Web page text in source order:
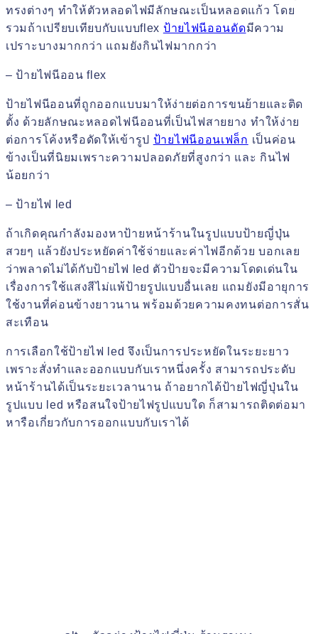
ทรงต่างๆ ทำให้ตัวหลอดไฟมีลักษณะเป็นหลอดแก้ว โดย
รวมถ้าเปรียบเทียบกับแบบflex ป้ายไฟนีออนดัดมีความ
เปราะบางมากกว่า แถมยังกินไฟมากกว่า
– ป้ายไฟนีออน flex
ป้ายไฟนีออนที่ถูกออกแบบมาให้ง่ายต่อการขนย้ายและติด
ตั้ง ด้วยลักษณะหลอดไฟนีออนที่เป็นไฟสายยาง ทำให้ง่าย
ต่อการโค้งหรือดัดให้เข้ารูป ป้ายไฟนีออนเฟล็ก เป็นค่อน
ข้างเป็นที่นิยมเพราะความปลอดภัยที่สูงกว่า และ กินไฟ
น้อยกว่า
– ป้ายไฟ led
ถ้าเกิดคุณกำลังมองหาป้ายหน้าร้านในรูปแบบป้ายญี่ปุ่น
สวยๆ แล้วยังประหยัดค่าใช้จ่ายและค่าไฟอีกด้วย บอกเลย
ว่าพลาดไม่ได้กับป้ายไฟ led ตัวป้ายจะมีความโดดเด่นใน
เรื่องการใช้แสงสีไม่แพ้ป้ายรูปแบบอื่นเลย แถมยังมีอายุการ
ใช้งานที่ค่อนข้างยาวนาน พร้อมด้วยความคงทนต่อการสั่น
สะเทือน
การเลือกใช้ป้ายไฟ led จึงเป็นการประหยัดในระยะยาว
เพราะสั่งทำและออกแบบกับเราหนึ่งครั้ง สามารถประดับ
หน้าร้านได้เป็นระยะเวลานาน ถ้าอยากได้ป้ายไฟญี่ปุ่นใน
รูปแบบ led หรือสนใจป้ายไฟรูปแบบใด ก็สามารถติดต่อมา
หารือเกี่ยวกับการออกแบบกับเราได้